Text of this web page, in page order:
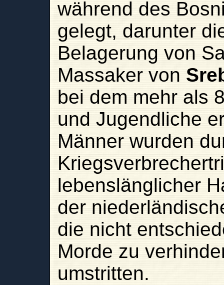
während des
gelegt, darunter
Belagerung von
Massaker von
bei dem mehr als
und Jugendliche
Männer wurden
lebenslänglicher
der
die nicht
Morde zu
umstritten.